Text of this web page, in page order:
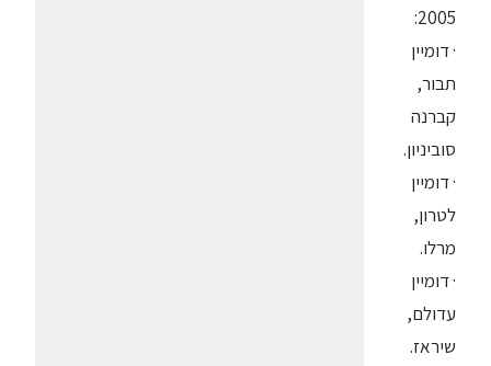
2005:
· דומיין
תבור,
קברנה
סוביניון.
· דומיין
לטרון,
מרלו.
· דומיין
עדולם,
שיראז.